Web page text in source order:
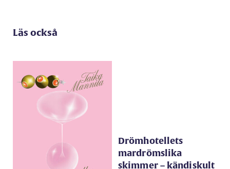
Läs också
Drömhotellets
mardrömslika
skimmer – kändiskult